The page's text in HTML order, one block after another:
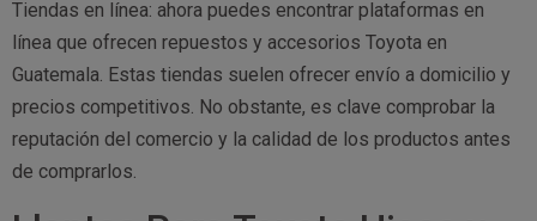
Tiendas en línea: ahora puedes encontrar plataformas en
línea que ofrecen repuestos y accesorios Toyota en
Guatemala. Estas tiendas suelen ofrecer envío a domicilio y
precios competitivos. No obstante, es clave comprobar la
reputación del comercio y la calidad de los productos antes
de comprarlos.